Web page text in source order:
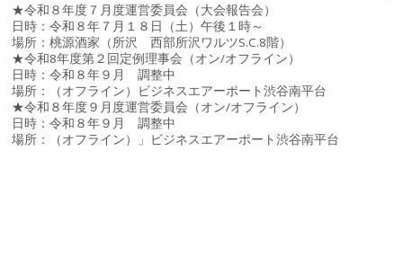
★令和８年度７月度運営委員会（大会報告会）
日時：令和８年７月１８日（土）午後１時～
場所：桃源酒家（所沢 西部所沢ワルツS.C.8階）
★令和8年度第２回定例理事会（オン/オフライン）
日時：令和８年９月 調整中
場所：（オフライン）ビジネスエアーポート渋谷南平台
★令和８年度９月度運営委員会（オン/オフライン）
日時：令和８年９月 調整中
場所：（オフライン）」ビジネスエアーポート渋谷南平台